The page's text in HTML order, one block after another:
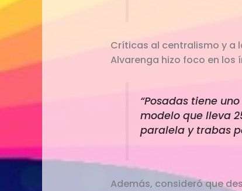
Críticas al centralismo y a
Alvarenga hizo foco en los
“Posadas tiene
modelo que lleva
paralela y trabas
Además, consideró que